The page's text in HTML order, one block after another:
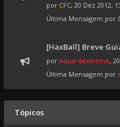
por CFC, 20 Dez 2012,
Última Mensagem por
[HaxBall] Breve
por eduardextreme,
Última Mensagem por
Tópicos